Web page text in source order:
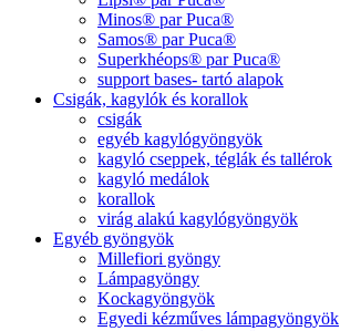
Minos® par Puca®
Samos® par Puca®
Superkhéops® par Puca®
support bases- tartó alapok
Csigák, kagylók és korallok
csigák
egyéb kagylógyöngyök
kagyló cseppek, téglák és tallérok
kagyló medálok
korallok
virág alakú kagylógyöngyök
Egyéb gyöngyök
Millefiori gyöngy
Lámpagyöngy
Kockagyöngyök
Egyedi kézműves lámpagyöngyök